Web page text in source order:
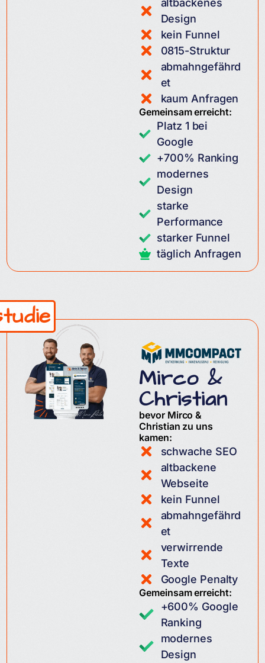
altbackenes
Design
kein Funnel
0815-Struktur
abmahngefährd
et
kaum Anfragen
Gemeinsam erreicht:
Platz 1 bei
Google
+700% Ranking
modernes
Design
starke
Performance
starker Funnel
täglich Anfragen
Mirco &
Christian
bevor Mirco &
Christian zu uns
kamen:
schwache SEO
altbackene
Webseite
kein Funnel
abmahngefährd
et
verwirrende
Texte
Google Penalty
Gemeinsam erreicht:
+600% Google
Ranking
modernes
Design